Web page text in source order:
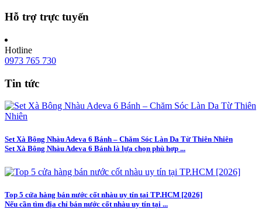
Hỗ trợ trực tuyến
Hotline
0973 765 730
Tin tức
Set Xà Bông Nhàu Adeva 6 Bánh – Chăm Sóc Làn Da Từ Thiên Nhiên
Set Xà Bông Nhàu Adeva 6 Bánh là lựa chọn phù hợp ...
Top 5 cửa hàng bán nước cốt nhàu uy tín tại TP.HCM [2026]
Nếu cần tìm địa chỉ bán nước cốt nhàu uy tín tại ...